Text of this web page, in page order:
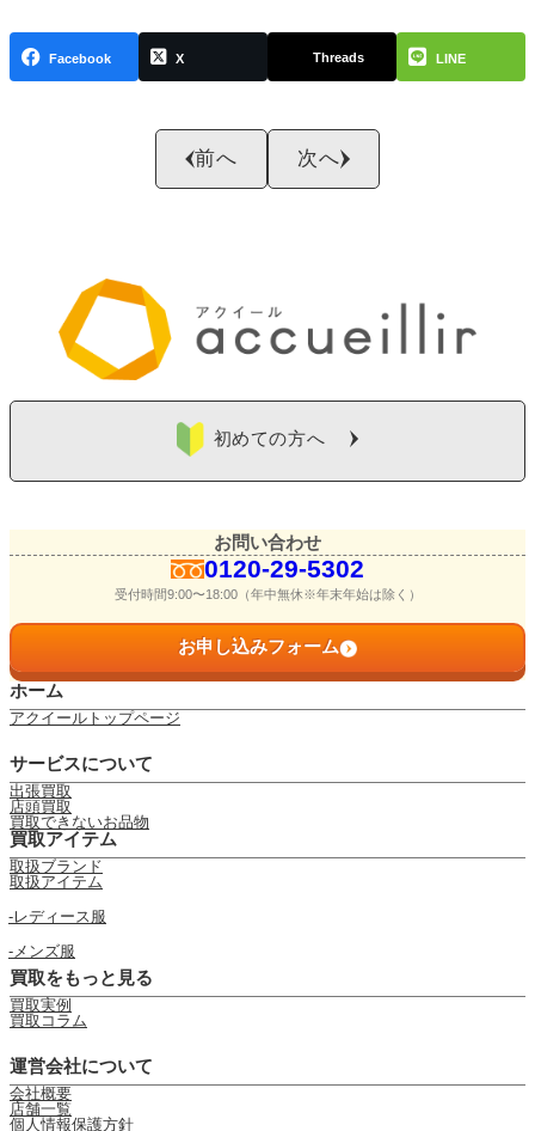
Facebook X Threads LINE
前へ 次へ
初めての方へ
お問い合わせ
0120-29-5302
受付時間9:00〜18:00（年中無休※年末年始は除く）
お申し込みフォーム
ホーム
アクイールトップページ
サービスについて
出張買取
店頭買取
買取できないお品物
買取アイテム
取扱ブランド
取扱アイテム
レディース服
メンズ服
買取をもっと見る
買取実例
買取コラム
運営会社について
会社概要
店舗一覧
個人情報保護方針